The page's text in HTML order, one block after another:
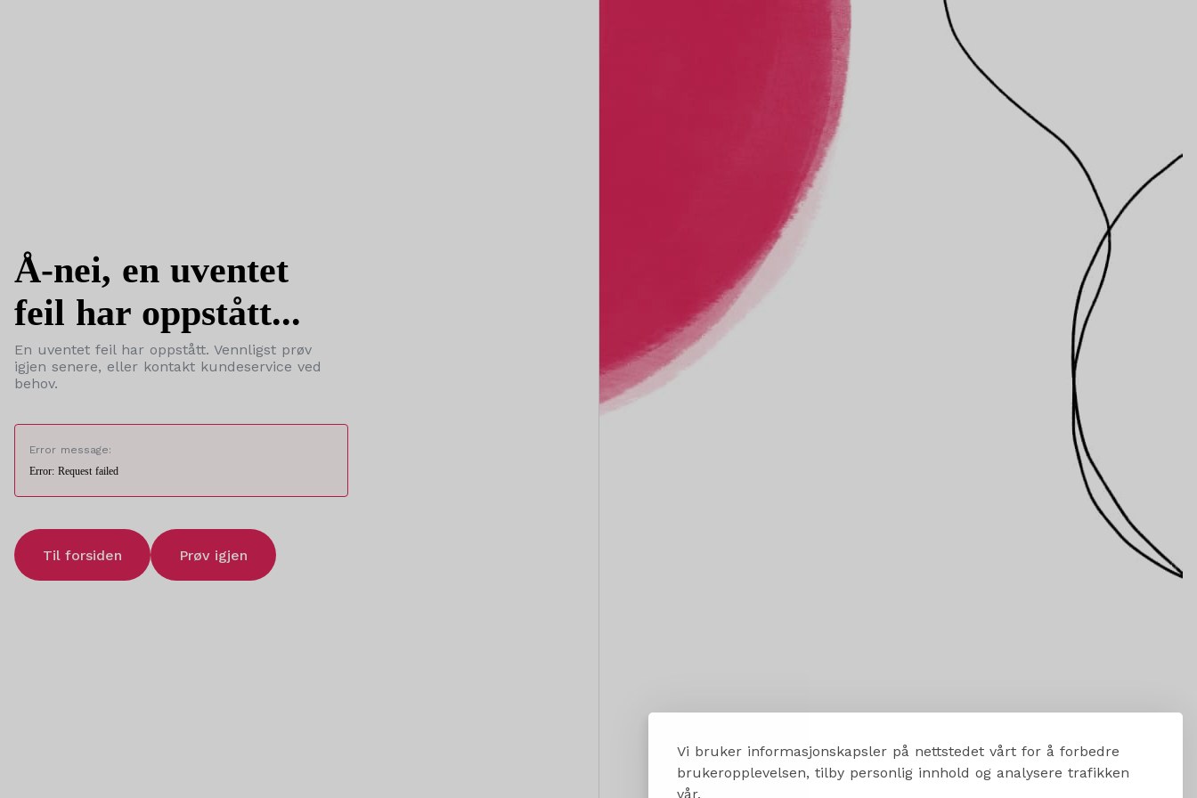
Vi bruker informasjonskapsler på nettstedet vårt for å forbedre
brukeropplevelsen, tilby personlig innhold og analysere trafikken
vår.
Å-nei, en uventet
feil har oppstått...
En uventet feil har oppstått. Vennligst prøv
igjen senere, eller kontakt kundeservice ved
behov.
Error message:
Error: Request failed
Til forsiden Prøv igjen